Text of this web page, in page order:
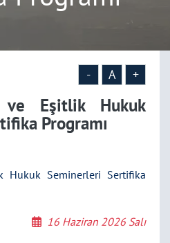
- A +
ve Eşitlik Hukuk
Programı
Hukuk Seminerleri Sertifika
16 Haziran 2026 Salı